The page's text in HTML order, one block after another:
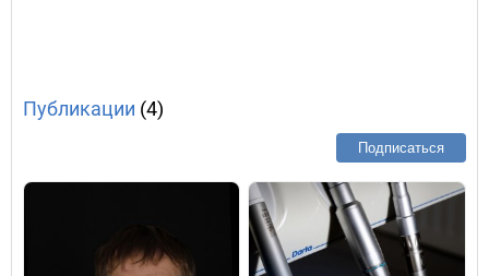
Публикации (4)
Подписаться